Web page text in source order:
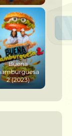
Buena
2 (2023)